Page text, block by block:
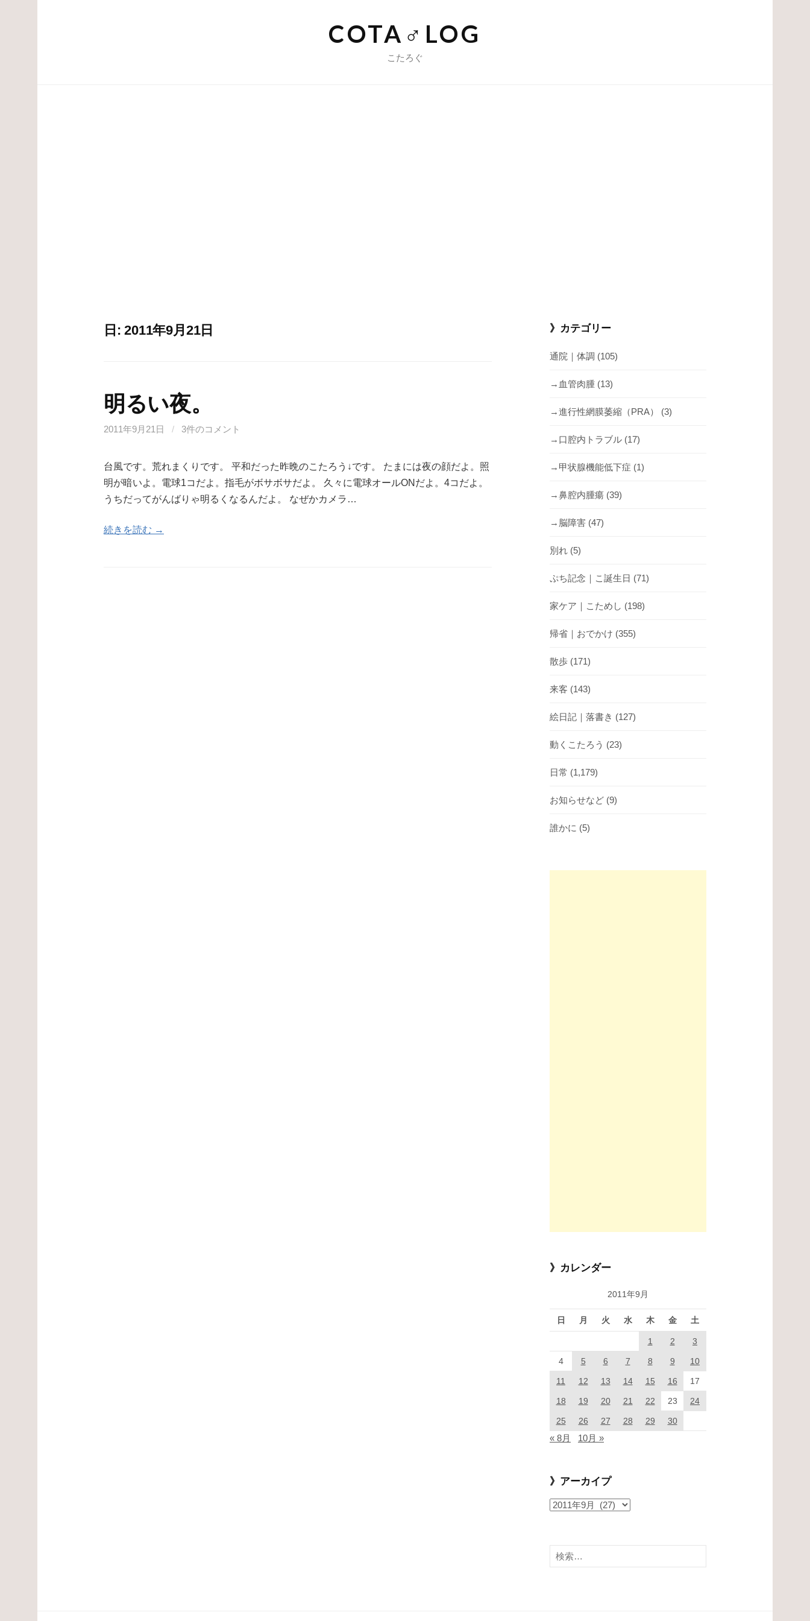
COTA♂LOG
こたろぐ
日:2011年9月21日
明るい夜。
2011年9月21日 / 3件のコメント
台風です。荒れまくりです。 平和だった昨晩のこたろう↓です。 たまには夜の顔だよ。照
明が暗いよ。電球1コだよ。指毛がボサボサだよ。 久々に電球オールONだよ。4コだよ。
うちだってがんばりゃ明るくなるんだよ。 なぜかカメラ…
続きを読む →
》カテゴリー
通院｜体調 (105)
→血管肉腫 (13)
→進行性網膜萎縮（PRA） (3)
→口腔内トラブル (17)
→甲状腺機能低下症 (1)
→鼻腔内腫瘍 (39)
→脳障害 (47)
別れ (5)
ぷち記念｜こ誕生日 (71)
家ケア｜こためし (198)
帰省｜おでかけ (355)
散歩 (171)
来客 (143)
絵日記｜落書き (127)
動くこたろう (23)
日常 (1,179)
お知らせなど (9)
誰かに (5)
》カレンダー
2011年9月
日 月 火 水 木 金 土
1 2 3
4 5 6 7 8 9 10
11 12 13 14 15 16 17
18 19 20 21 22 23 24
25 26 27 28 29 30
« 8月 10月 »
》アーカイプ
》
カ
イ
検
索: